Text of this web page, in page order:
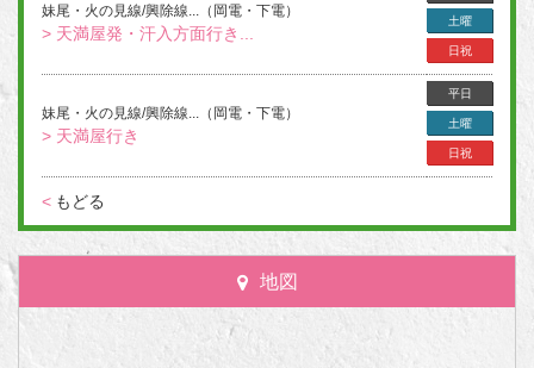
妹尾・火の見線/興除線...（岡電・下電）
> 天満屋発・汗入方面行き...
土曜
日祝
妹尾・火の見線/興除線...（岡電・下電）
> 天満屋行き
平日
土曜
日祝
< もどる
地図